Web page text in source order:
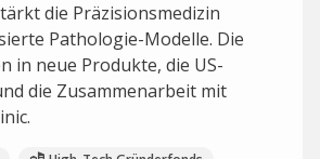
die Präzisionsmedizin
Pathologie-Modelle. Die
in neue Produkte, die US-
die Zusammenarbeit mit